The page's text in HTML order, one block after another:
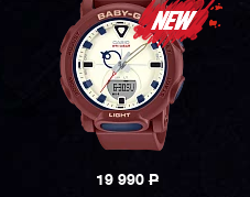
19 990P